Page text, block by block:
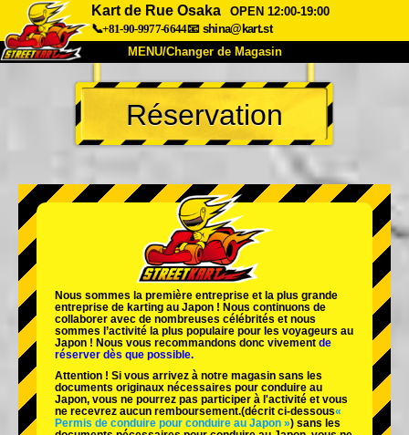
Kart de Rue Osaka
OPEN 12:00-19:00
📞+81-90-9977-6644📧 shina@kart.st
MENU/Changer de Magasin
ACCUEIL
À Propos Caractéristiques Tarifs
Entreprise Réservation
Changer de Magasin
Tokyo Shinagawa Tokyo Akihabara#1
Tokyo Akihabara#2
Tokyo Shibuya Annexe Baie de Tokyo
Tokyo Asakusa Osaka
Réservation
Nous sommes la première entreprise et la plus grande
entreprise de karting au Japon ! Nous continuons de
collaborer avec de nombreuses célébrités et nous
sommes l’activité la plus populaire pour les voyageurs au
Japon ! Nous vous recommandons donc vivement de
réserver dès que possible.
Attention ! Si vous arrivez à notre magasin sans les
documents originaux nécessaires pour conduire au
Japon, vous ne pourrez pas participer à l'activité et vous
ne recevrez aucun remboursement.(décrit ci-dessous«
Permis de conduire pour conduire au Japon ») sans les